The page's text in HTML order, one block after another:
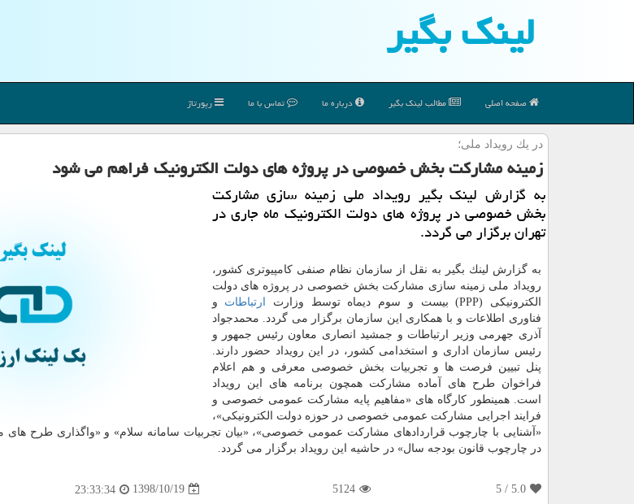
لینك بگیر
صفحه اصلی مطالب لینك بگیر درباره ما تماس با ما رپورتاژ
در یك رویداد ملی؛
زمینه مشاركت بخش خصوصی در پروژه های دولت الكترونیك فراهم می شود
به گزارش لینك بگیر رویداد ملی زمینه سازی مشاركت
بخش خصوصی در پروژه های دولت الكترونیك ماه جاری در
تهران برگزار می گردد.
به گزارش لینك بگیر به نقل از سازمان نظام صنفی كامپیوتری كشور،
رویداد ملی زمینه سازی مشاركت بخش خصوصی در پروژه های دولت
الكترونیكی (PPP) بیست و سوم دیماه توسط وزارت
ارتباطات و
فناوری اطلاعات و با همكاری این سازمان برگزار می گردد. محمدجواد
آذری جهرمی وزیر ارتباطات و جمشید انصاری معاون رئیس جمهور و
رئیس سازمان اداری و استخدامی كشور، در این رویداد حضور دارند.
پنل تبیین فرصت ها و تجربیات بخش خصوصی معرفی و هم اعلام
فراخوان طرح های آماده مشاركت همچون برنامه های این رویداد
است. همینطور كارگاه های «مفاهیم پایه مشاركت عمومی خصوصی و
فرایند اجرایی مشاركت عمومی خصوصی در حوزه دولت الكترونیكی»،
«آشنایی با چارچوب قراردادهای مشاركت عمومی خصوصی»، «بیان تجربیات سامانه سلام» و «واگذاری طرح
در چارچوب قانون بودجه سال» در حاشیه این رویداد برگزار می گردد.
5.0
/ 5
5124
1398/10/19
23:33:34